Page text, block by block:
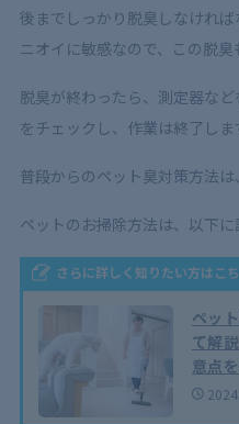
後までしっかり脱臭しなけれ
ニオイに敏感なので、この脱臭
脱臭が終わったら、測定器な
をチェックし、作業は終了しま
普段からのペット臭対策方法は
ペットのお掃除方法は、以下に
さらに詳しく知りたい方はこ
ペッ
て解
意点